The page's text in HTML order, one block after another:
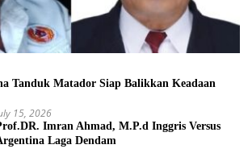
Tanduk Matador Siap Balikkan Keadaan
15, 2026
Imran Ahmad, M.P.d Inggris Versus
Laga Dendam